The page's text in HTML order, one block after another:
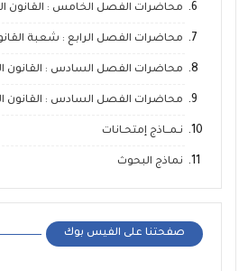
محاضرات الفصل الخامس : القانون
محاضرات الفصل الرابع : شعبة
محاضرات الفصل السادس : القانون
محاضرات الفصل السادس : القانون
نـمــاذج إمتحـانات
نماذج البحوث
صفحتنا على الفيس بوك